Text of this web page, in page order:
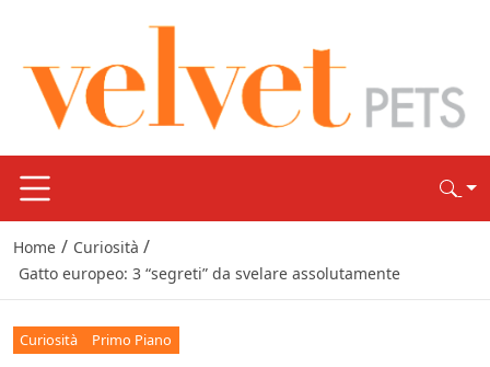
Home / Curiosità /
Gatto europeo: 3 “segreti” da svelare assolutamente
Curiosità Primo Piano